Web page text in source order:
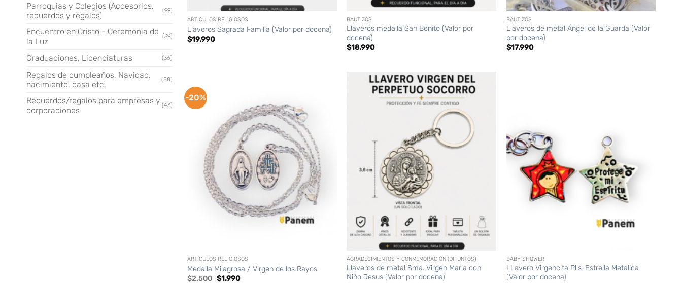
Parroquias y Colegios (Accesorios,
recuerdos y regalos)
(99)
Encuentro en Cristo - Ceremonia de
la Luz
(39)
Graduaciones, Licenciaturas (36)
Regalos de cumpleaños, Navidad,
nacimiento, casa etc.
(88)
Recuerdos/regalos para empresas y
corporaciones
(43)
ARTÍCULOS RELIGIOSOS
Llaveros Sagrada Familia (Valor por docena)
$19.990
BAUTIZOS
Llaveros medalla San Benito (Valor por
docena)
$18.990
BAUTIZOS
Llaveros de metal Ángel de la Guarda (Valor
por docena)
$17.990
-20%
ARTÍCULOS RELIGIOSOS
Medalla Milagrosa / Virgen de los Rayos
$2.500 El
$1.990El
AGRADECIMIENTOS Y CONMEMORACIÓN (DIFUNTOS)
Llaveros de metal Sma. Virgen Maria con
Niño Jesus (Valor por docena)
BABY SHOWER
LLavero Virgencita Plis-Estrella Metalica
(Valor por docena)